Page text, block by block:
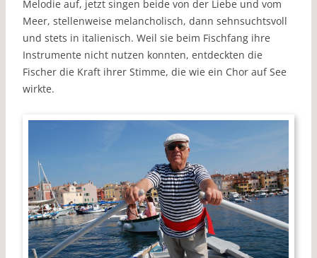
Melodie auf, jetzt singen beide von der Liebe und vom
Meer, stellenweise melancholisch, dann sehnsuchtsvoll
und stets in italienisch. Weil sie beim Fischfang ihre
Instrumente nicht nutzen konnten, entdeckten die
Fischer die Kraft ihrer Stimme, die wie ein Chor auf See
wirkte.